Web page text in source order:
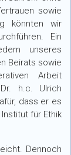
sowie
könnten wir
Ein
unseres
Beirats sowie
Arbeit
h.c. Ulrich
dass er es
für Ethik
Dennoch